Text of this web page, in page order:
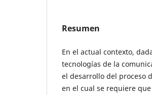
Resumen
En el actual contexto,
tecnologías de la
el desarrollo del proceso
en el cual se requiere